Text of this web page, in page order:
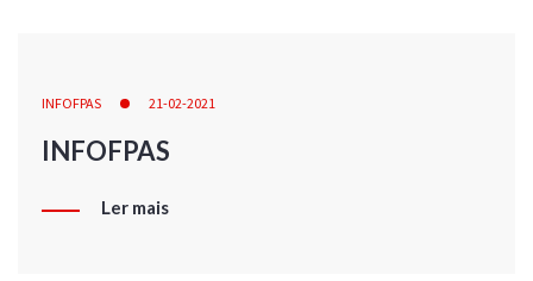
INFOFPAS 21-02-2021
INFOFPAS
Ler mais